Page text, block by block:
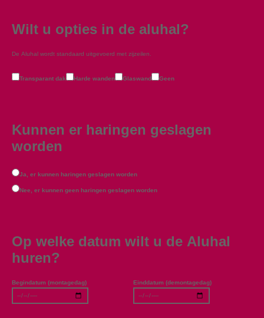
Wilt u opties in de aluhal?
De Aluhal wordt standaard uitgevoerd met zijzeilen.
Transparant dak Harde wanden Glaswand Geen
Kunnen er haringen geslagen
worden
Ja, er kunnen haringen geslagen worden
Nee, er kunnen geen haringen geslagen worden
Op welke datum wilt u de Aluhal
huren?
Begindatum (montagedag) Einddatum (demontagedag)